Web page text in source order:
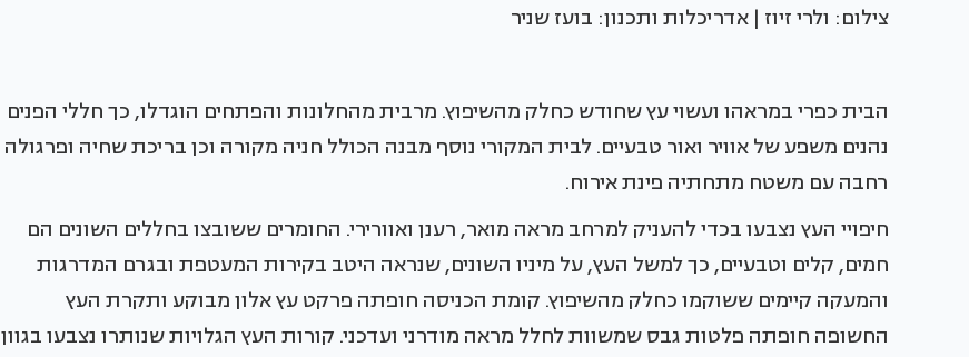
צילום: ולרי זיוז | אדריכלות ותכנון: בועז שניר
הבית כפרי במראהו ועשוי עץ שחודש כחלק מהשיפוץ. מרבית מהחלונות והפתחים הוגדלו, כך חללי הפנים
נהנים משפע של אוויר ואור טבעיים. לבית המקורי נוסף מבנה הכולל חניה מקורה וכן בריכת שחיה ופרגולה
רחבה עם משטח מתחתיה פינת אירוח.
חיפויי העץ נצבעו בכדי להעניק למרחב מראה מואר, רענן ואוורירי. החומרים ששובצו בחללים השונים הם
חמים, קלים וטבעיים, כך למשל העץ, על מיניו השונים, שנראה היטב בקירות המעטפת ובגרם המדרגות
והמעקה קיימים ששוקמו כחלק מהשיפוץ. קומת הכניסה חופתה פרקט עץ אלון מבוקע ותקרת העץ
החשופה חופתה פלטות גבס שמשוות לחלל מראה מודרני ועדכני. קורות העץ הגלויות שנותרו נצבעו בגוון